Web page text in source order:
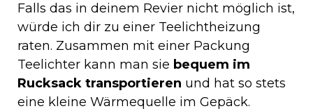
Falls das in deinem Revier nicht möglich ist,
würde ich dir zu einer Teelichtheizung
raten. Zusammen mit einer Packung
Teelichter kann man sie bequem im
Rucksack transportieren und hat so stets
eine kleine Wärmequelle im Gepäck.